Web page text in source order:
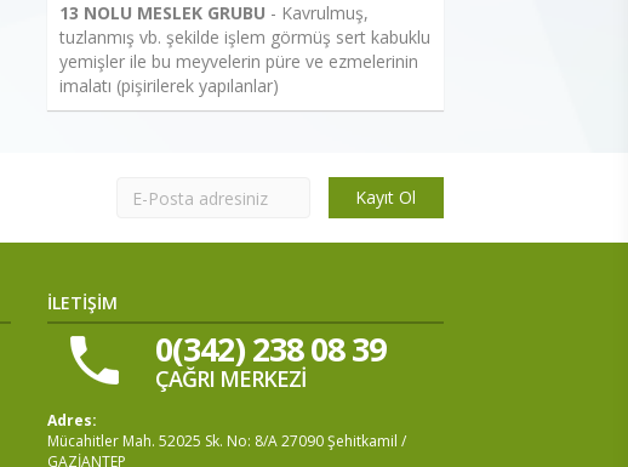
13 NOLU MESLEK GRUBU - Kavrulmuş,
tuzlanmış vb. şekilde işlem görmüş sert kabuklu
yemişler ile bu meyvelerin püre ve ezmelerinin
imalatı (pişirilerek yapılanlar)
Kayıt Ol
İLETİŞİM
0(342) 238 08 39
ÇAĞRI MERKEZİ
Adres:
Mücahitler Mah. 52025 Sk. No: 8/A 27090 Şehitkamil /
GAZİANTEP